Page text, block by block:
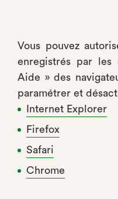
Vous pouvez
enregistrés par les
Aide » des
paramétrer et
Internet Explorer
Firefox
Safari
Chrome